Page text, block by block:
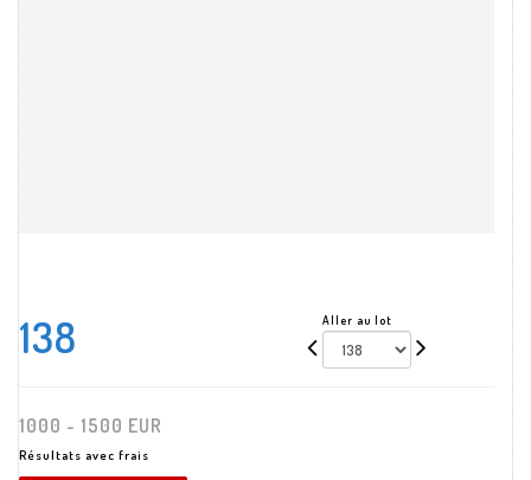
138 Aller au lot
1000 - 1500 EUR
Résultats avec frais